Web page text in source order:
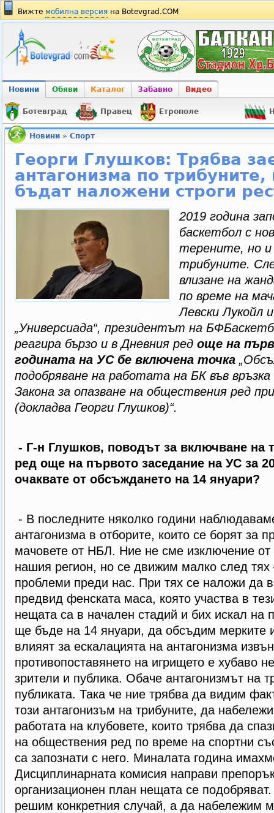
Вижте мобилна версия на Botevgrad.COM
Новини Обяви Каталог Забавно Видео
Ботевград Правец Етрополе
Новини» Спорт
Георги Глушков: Трябва
антагонизма по
бъдат наложени строги
2019 година
баскетбол с
терените, но и
трибуните.
влизане на
по време на
Левски Лукойл
„Универсиада“, президентът на
реагира бързо и в Дневния ред още на
годината на УС бе включена точка
подобряване на работата на БК във
Закона за опазване на обществения ред
(докладва Георги Глушков)“.
- Г-н Глушков, поводът за включване на
ред още на първото заседание на УС за
очаквате от обсъждането на 14 януари?
- В последните няколко години
антагонизма в отборите, които се борят за
мачовете от НБЛ. Ние не сме изключение от
нашия регион, но се движим малко след тях
проблеми преди нас. При тях се наложи да
предвид фенската маса, която участва в
нещата са в начален стадий и бих искал на
ще бъде на 14 януари, да обсъдим мерките
влияят за ескалацията на антагонизма
противопоставянето на игрището е хубаво
зрители и публика. Обаче антагонизмът на
публиката. Така че ние трябва да видим
този антагонизъм на трибуните, да
работата на клубовете, които трябва да
на обществения ред по време на спортни
са запознати с него. Миналата година
Дисциплинарната комисия направи
организационен план нещата се
решим конкретния случай, а да набележим